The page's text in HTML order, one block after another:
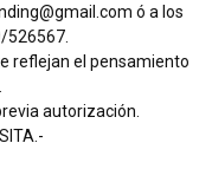
ó a los
reflejan el pensamiento
autorización.